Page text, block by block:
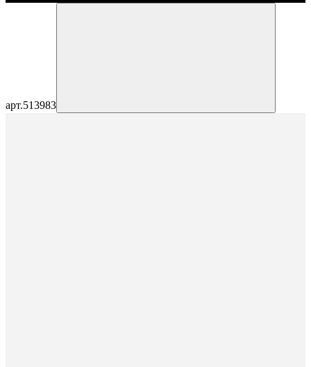
арт.513983